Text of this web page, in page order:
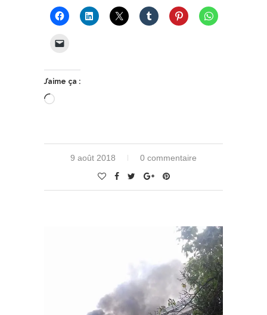
J’aime ça :
Chargement…
9 août 2018 0 commentaire